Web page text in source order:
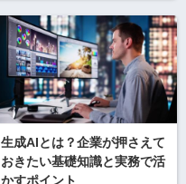
生成AIとは？企業が押さえて
おきたい基礎知識と実務で活
かすポイント